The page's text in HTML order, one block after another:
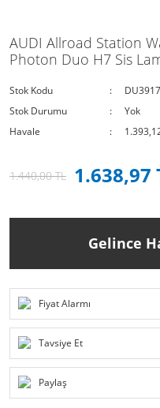
AUDI Allroad Station
Photon Duo H7 Sis
Stok Kodu
Stok Durumu
Yok
Havale
1.440,00 TL 1.638,97
Gelince
Fiyat Alarmı
Tavsiye Et
Paylaş